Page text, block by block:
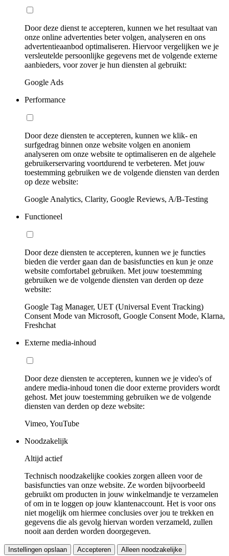
Door deze dienst te accepteren, kunnen we het resultaat van
onze online advertenties beter volgen, analyseren en ons
advertentieaanbod optimaliseren. Hiervoor vergelijken we je
versleutelde persoonlijke gegevens met de volgende externe
aanbieders, voor zover je hun diensten al gebruikt:
Google Ads
Performance
Door deze diensten te accepteren, kunnen we klik- en
surfgedrag binnen onze website volgen en anoniem
analyseren om onze website te optimaliseren en de algehele
gebruikerservaring voortdurend te verbeteren. Met jouw
toestemming gebruiken we de volgende diensten van derden
op deze website:
Google Analytics, Clarity, Google Reviews, A/B-Testing
Functioneel
Door deze diensten te accepteren, kunnen we je functies
bieden die verder gaan dan de basisfuncties en kun je onze
website comfortabel gebruiken. Met jouw toestemming
gebruiken we de volgende diensten van derden op deze
website:
Google Tag Manager, UET (Universal Event Tracking)
Consent Mode van Microsoft, Google Consent Mode, Klarna,
Freshchat
Externe media-inhoud
Door deze diensten te accepteren, kunnen we je video's of
andere media-inhoud tonen die door externe providers wordt
gehost. Met jouw toestemming gebruiken we de volgende
diensten van derden op deze website:
Vimeo, YouTube
Noodzakelijk
Altijd actief
Technisch noodzakelijke cookies zorgen alleen voor de
basisfuncties van onze website. Ze worden bijvoorbeeld
gebruikt om producten in jouw winkelmandje te verzamelen
of om in te loggen op jouw klantenaccount. Het is voor ons
niet mogelijk om hiermee conclusies over jou te trekken en
gegevens die als gevolg hiervan worden verzameld, zullen
nooit aan derden worden doorgegeven.
Instellingen opslaan Accepteren Alleen noodzakelijke